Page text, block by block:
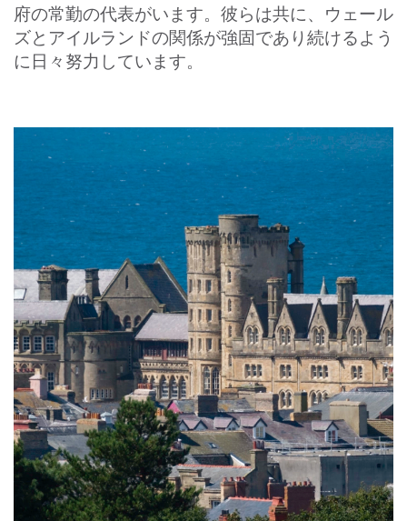
府の常勤の代表がいます。彼らは共に、ウェール
ズとアイルランドの関係が強固であり続けるよう
に日々努力しています。